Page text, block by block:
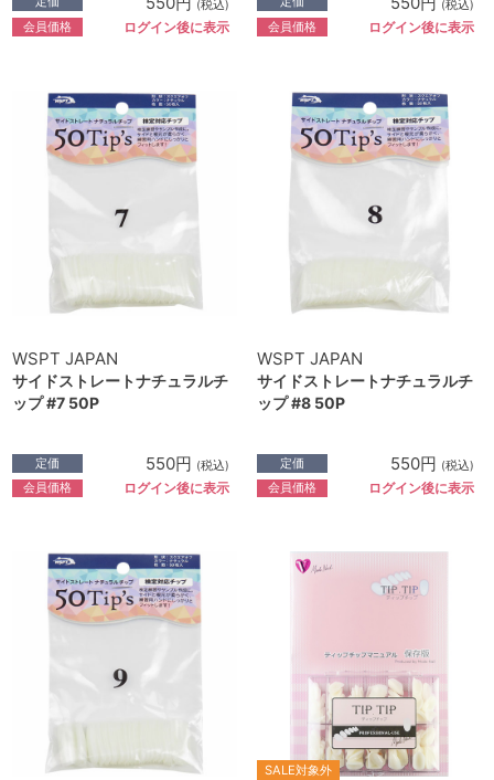
(税込)
会員価格 ログイン後に表示
(税込)
会員価格 ログイン後に表示
WSPT JAPAN
サイドストレートナチュラルチ
ップ #7 50P
定価 550円 (税込)
会員価格 ログイン後に表示
WSPT JAPAN
サイドストレートナチュラルチ
ップ #8 50P
定価 550円 (税込)
会員価格 ログイン後に表示
SALE対象外